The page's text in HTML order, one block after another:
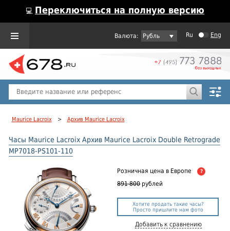
💻 Переключиться на полную версию
Рубль Ru Eng
Maurice Lacroix > Архив Maurice Lacroix
Часы Maurice Lacroix Архив Maurice Lacroix Double Retrograde
MP7018-PS101-110
Розничная цена в Европе ?
891 800 рублей
Хотите продать такие часы?
Просто пришлите нам фото
Добавить к сравнению